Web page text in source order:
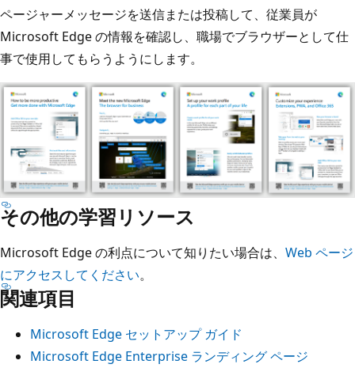
ページャーメッセージを送信または投稿して、従業員が
Microsoft Edge の情報を確認し、職場でブラウザーとして仕
事で使用してもらうようにします。
その他の学習リソース
Microsoft Edge の利点について知りたい場合は、 Web ページ
にアクセスしてください。
関連項目
Microsoft Edge セットアップ ガイド
Microsoft Edge Enterprise ランディング ページ